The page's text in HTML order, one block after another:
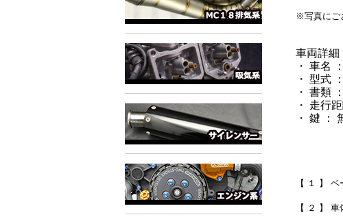
※写真にご
車両詳細
・ 車名
・ 型式
・ 書類
・ 走行
・ 鍵 ：
【 １ 】
【 ２ 】